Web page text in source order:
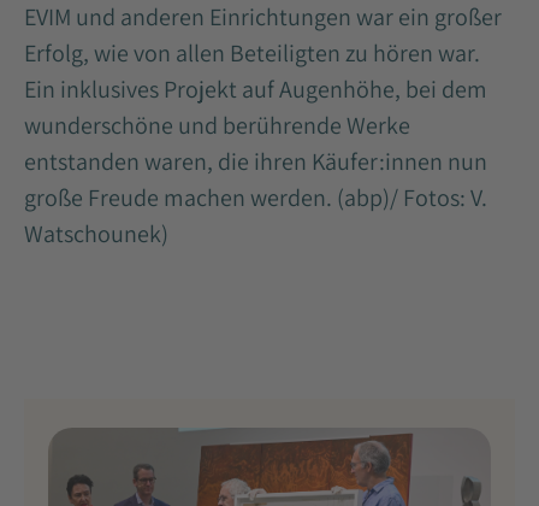
EVIM und anderen Einrichtungen war ein großer
Erfolg, wie von allen Beteiligten zu hören war.
Ein inklusives Projekt auf Augenhöhe, bei dem
wunderschöne und berührende Werke
entstanden waren, die ihren Käufer:innen nun
große Freude machen werden. (abp)/ Fotos: V.
Watschounek)